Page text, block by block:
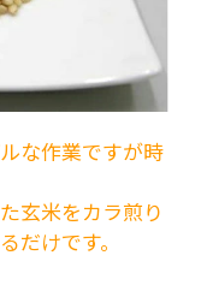
な作業ですが時
玄米をカラ煎り
だけです。